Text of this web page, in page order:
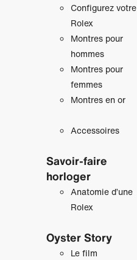
Configurez votre
Rolex
Montres pour
hommes
Montres pour
femmes
Montres en or
Accessoires
Savoir‑faire
horloger
Anatomie d’une
Rolex
Oyster Story
Le film